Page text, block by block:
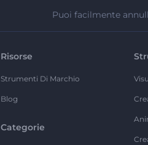
Puoi facilmente
Risorse
Strumenti Di Marchio
Blog
Categorie